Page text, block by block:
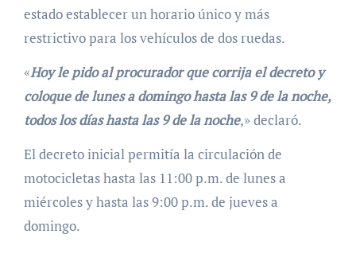
estado establecer un horario único y más
restrictivo para los vehículos de dos ruedas.
«Hoy le pido al procurador que corrija el decreto y
coloque de lunes a domingo hasta las 9 de la noche,
todos los días hasta las 9 de la noche,» declaró.
El decreto inicial permitía la circulación de
motocicletas hasta las 11:00 p.m. de lunes a
miércoles y hasta las 9:00 p.m. de jueves a
domingo.